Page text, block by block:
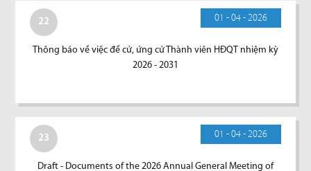
22 01 - 04 - 2026
Thông báo về việc đề cử, ứng cử Thành viên HĐQT nhiệm kỳ
2026 - 2031
23 01 - 04 - 2026
Draft - Documents of the 2026 Annual General Meeting of